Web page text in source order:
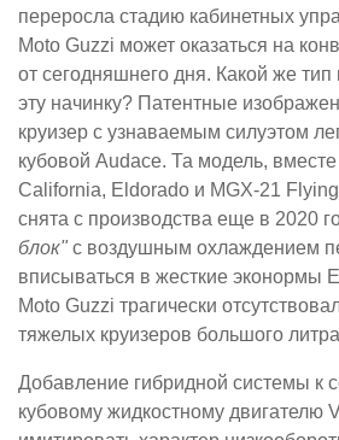
переросла стадию кабинетных
Moto Guzzi может оказаться на
от сегодняшнего дня. Какой же тип
эту начинку? Патентные
круизер с узнаваемым силуэтом
кубовой Audace. Та модель,
California, Eldorado и MGX-21
снята с производства еще в 2020
блок" с воздушным охлаждением
вписываться в жесткие эконормы
Moto Guzzi трагически
тяжелых круизеров большого
Добавление гибридной системы к
кубовому жидкостному двигателю